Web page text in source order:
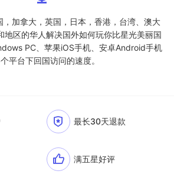
，加拿大，英国，日本，香港，台湾、澳大
地区的华人解决国外如何玩你比星光美丽国
PC、苹果iOS手机、安卓Android手机
平台下回国访问的速度。
最长30天退款
满五星好评